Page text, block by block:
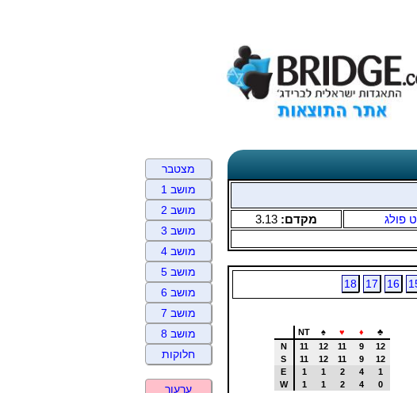
פולג מקדם: 3.13
16
17
18
NT ♠ ♥ ♦
♣
N
11 12 11 9
12
S
11 12 11 9
12
E
1 1 2 4
1
W
1 1 2 4
0
מצטבר
מושב 1
מושב 2
מושב 3
מושב 4
מושב 5
מושב 6
מושב 7
מושב 8
חלוקות
ערעור